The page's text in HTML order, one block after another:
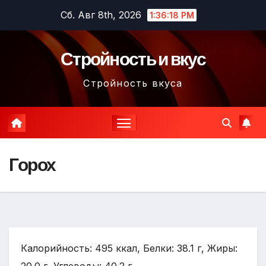
содержимому
Сб. Авг 8th, 2026 1:36:19 PM
Стройность и вкус
Стройность вкуса
Горох
Калорийность: 495 ккал, Белки: 38.1 г, Жиры: